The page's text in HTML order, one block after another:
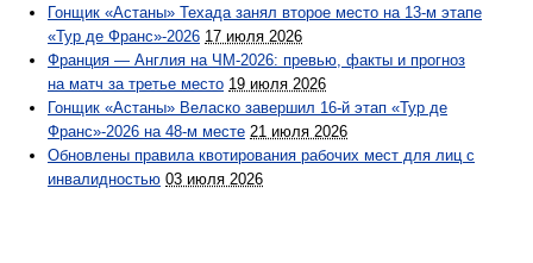
Гонщик «Астаны» Техада занял второе место на 13-м этапе
«Тур де Франс»-2026 17 июля 2026
Франция — Англия на ЧМ-2026: превью, факты и прогноз
на матч за третье место 19 июля 2026
Гонщик «Астаны» Веласко завершил 16-й этап «Тур де
Франс»-2026 на 48-м месте 21 июля 2026
Обновлены правила квотирования рабочих мест для лиц с
инвалидностью 03 июля 2026